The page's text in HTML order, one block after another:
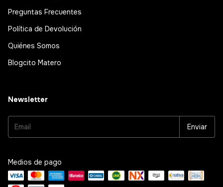
Preguntas Frecuentes
Política de Devolución
Quiénes Somos
Blogcito Matero
Newsletter
Medios de pago